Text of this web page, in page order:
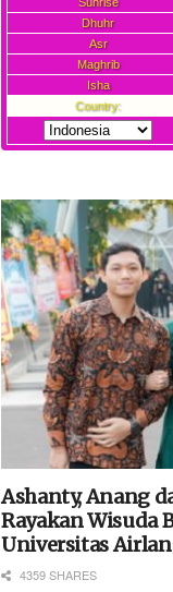
Ashanty, Anang
Rayakan Wisuda
Universitas
4359 SHARES